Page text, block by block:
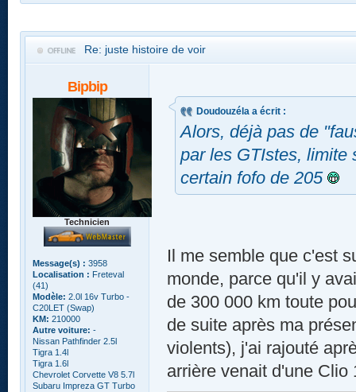
Re: juste histoire de voir
Bipbip
Technicien
Message(s) : 3958
Localisation : Freteval
(41)
Modèle: 2.0l 16v Turbo -
C20LET (Swap)
KM: 210000
Autre voiture: -
Nissan Pathfinder 2.5l
Tigra 1.4l
Tigra 1.6l
Chevrolet Corvette V8 5.7l
Subaru Impreza GT Turbo
Doudouzéla a écrit :
Alors, déjà pas de
par les GTIstes,
certain fofo de 205
Il me semble que c'est
monde, parce qu'il y
de 300 000 km toute
de suite après ma
violents), j'ai rajouté
arrière venait d'une